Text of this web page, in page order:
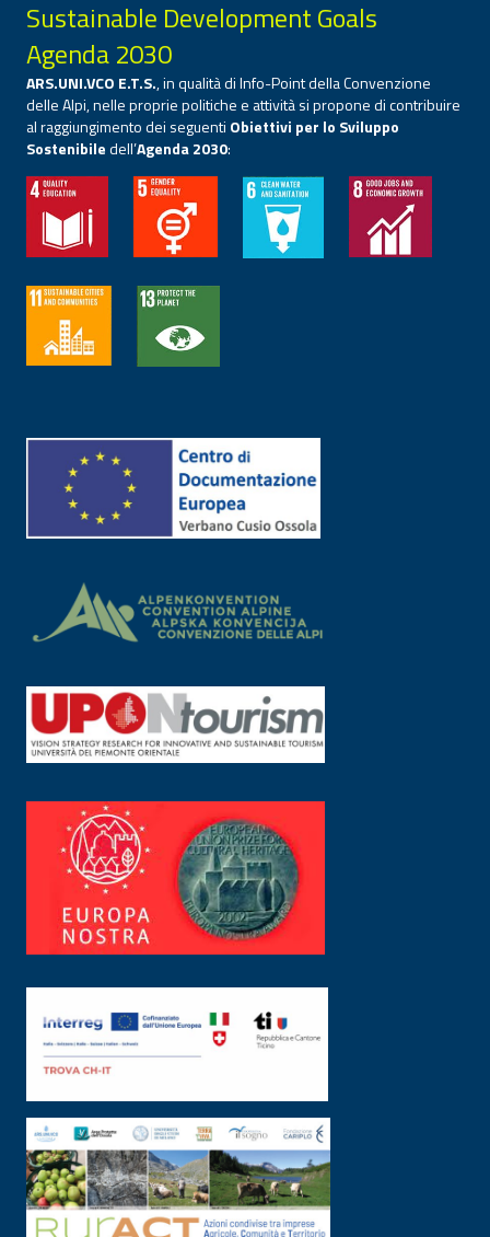
Sustainable Development Goals
Agenda 2030
ARS.UNI.VCO E.T.S., in qualità di Info-Point della Convenzione
delle Alpi, nelle proprie politiche e attività si propone di contribuire
al raggiungimento dei seguenti Obiettivi per lo Sviluppo
Sostenibiledell’Agenda 2030: